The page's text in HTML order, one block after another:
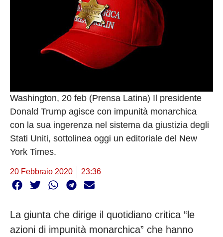
Washington, 20 feb (Prensa Latina) Il presidente
Donald Trump agisce con impunità monarchica
con la sua ingerenza nel sistema da giustizia degli
Stati Uniti, sottolinea oggi un editoriale del New
York Times.
20 Febbraio 2020 23:36
La giunta che dirige il quotidiano critica “le
azioni di impunità monarchica” che hanno